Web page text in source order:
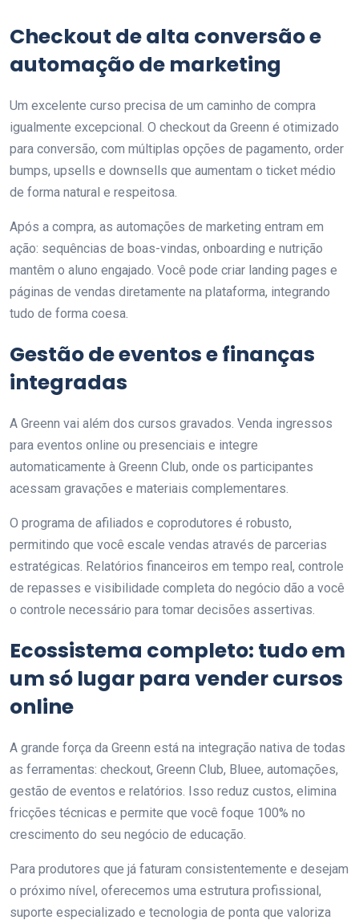
Checkout de alta conversão e
automação de marketing
Um excelente curso precisa de um caminho de compra
igualmente excepcional. O checkout da Greenn é otimizado
para conversão, com múltiplas opções de pagamento, order
bumps, upsells e downsells que aumentam o ticket médio
de forma natural e respeitosa.
Após a compra, as automações de marketing entram em
ação: sequências de boas-vindas, onboarding e nutrição
mantêm o aluno engajado. Você pode criar landing pages e
páginas de vendas diretamente na plataforma, integrando
tudo de forma coesa.
Gestão de eventos e finanças
integradas
A Greenn vai além dos cursos gravados. Venda ingressos
para eventos online ou presenciais e integre
automaticamente à Greenn Club, onde os participantes
acessam gravações e materiais complementares.
O programa de afiliados e coprodutores é robusto,
permitindo que você escale vendas através de parcerias
estratégicas. Relatórios financeiros em tempo real, controle
de repasses e visibilidade completa do negócio dão a você
o controle necessário para tomar decisões assertivas.
Ecossistema completo: tudo em
um só lugar para vender cursos
online
A grande força da Greenn está na integração nativa de todas
as ferramentas: checkout, Greenn Club, Bluee, automações,
gestão de eventos e relatórios. Isso reduz custos, elimina
fricções técnicas e permite que você foque 100% no
crescimento do seu negócio de educação.
Para produtores que já faturam consistentemente e desejam
o próximo nível, oferecemos uma estrutura profissional,
suporte especializado e tecnologia de ponta que valoriza